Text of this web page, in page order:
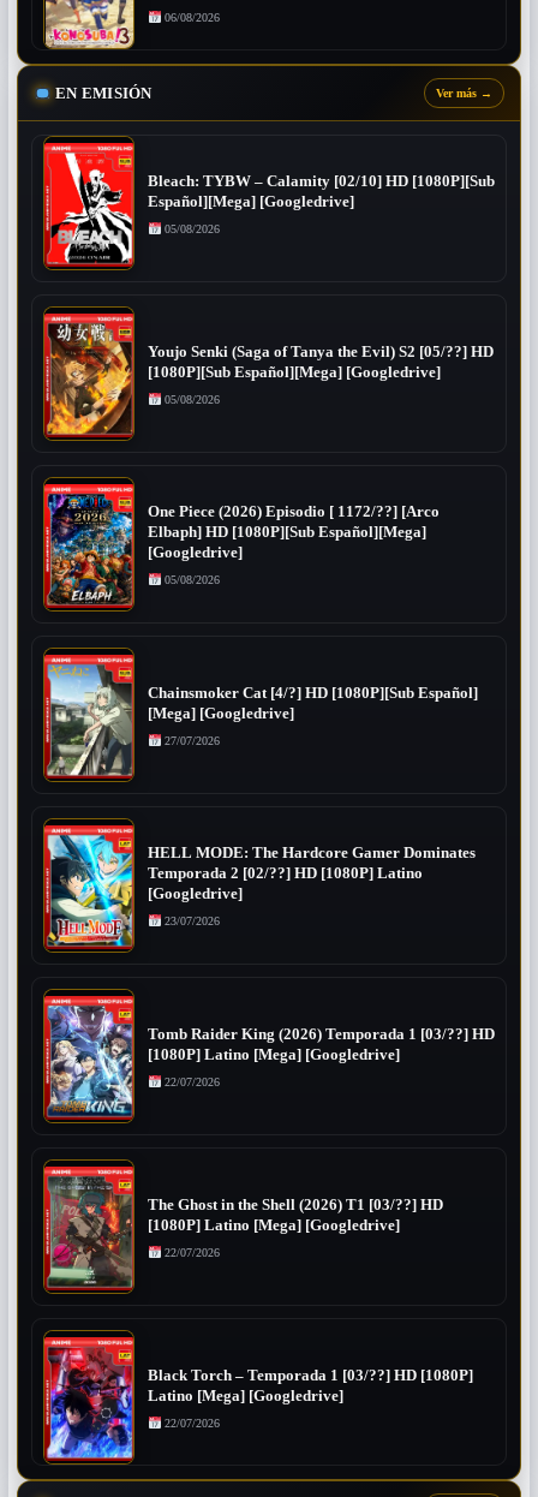
06/08/2026
EN EMISIÓN Ver más →
Bleach: TYBW – Calamity [02/10] HD [1080P][Sub
Español][Mega] [Googledrive]
05/08/2026
Youjo Senki (Saga of Tanya the Evil) S2 [05/??] HD
[1080P][Sub Español][Mega] [Googledrive]
05/08/2026
One Piece (2026) Episodio [ 1172/??] [Arco
Elbaph] HD [1080P][Sub Español][Mega]
[Googledrive]
05/08/2026
Chainsmoker Cat [4/?] HD [1080P][Sub Español]
[Mega] [Googledrive]
27/07/2026
HELL MODE: The Hardcore Gamer Dominates
Temporada 2 [02/??] HD [1080P] Latino
[Googledrive]
23/07/2026
Tomb Raider King (2026) Temporada 1 [03/??] HD
[1080P] Latino [Mega] [Googledrive]
22/07/2026
The Ghost in the Shell (2026) T1 [03/??] HD
[1080P] Latino [Mega] [Googledrive]
22/07/2026
Black Torch – Temporada 1 [03/??] HD [1080P]
Latino [Mega] [Googledrive]
22/07/2026